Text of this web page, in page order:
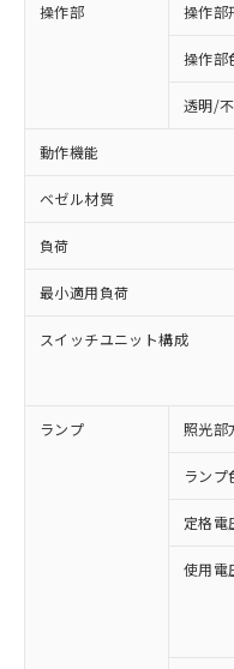
操作部 操作部
操作部
透明/
動作機能
ベゼル材質
負荷
最小適用負荷
スイッチユニット構成
ランプ 照光部
ランプ
定格電
使用電
※1 対応状況
対応済み：
非含有に対応し